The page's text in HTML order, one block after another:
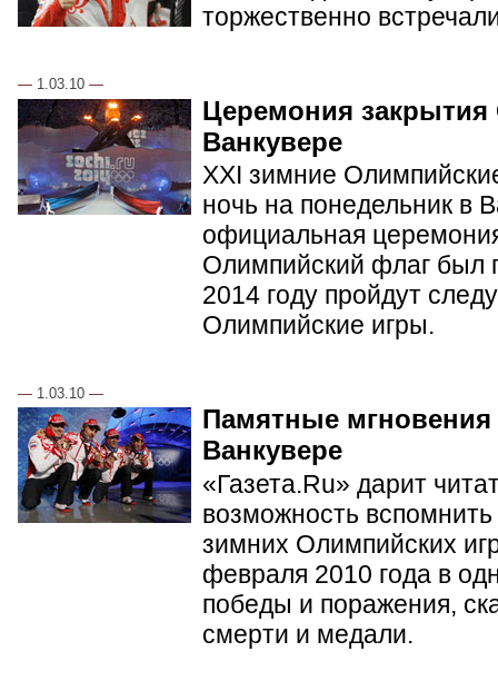
торжественно
— 1.03.10 —
Церемония
Ванкувере
XXI зимние
ночь на понедельник в
официальная
Олимпийский флаг был
2014 году пройдут
Олимпийские игры.
— 1.03.10 —
Памятные
Ванкувере
«Газета.Ru» дарит
возможность
зимних Олимпийских
февраля 2010 года в
победы и поражения,
смерти и медали.